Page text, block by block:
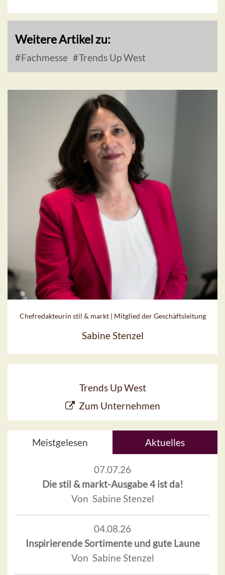
Weitere Artikel zu:
Fachmesse Trends Up West
Chefredakteurin stil & markt | Mitglied der Geschäftsleitung
Sabine Stenzel
Trends Up West
Zum Unternehmen
Meistgelesen Aktuelles
07.07.26
Die stil & markt-Ausgabe 4 ist da!
Von Sabine Stenzel
04.08.26
Inspirierende Sortimente und gute Laune
Von Sabine Stenzel